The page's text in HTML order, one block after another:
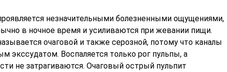
незначительными болезненными ощущениями,
в ночное время и усиливаются при жевании пищи.
очаговой и также серозной, потому что каналы
экссудатом. Воспаляется только рог пульпы, а
не затрагиваются. Очаговый острый пульпит